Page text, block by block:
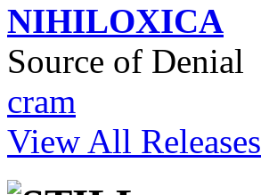
NIHILOXICA
Source of Denial
cram
View All Releases